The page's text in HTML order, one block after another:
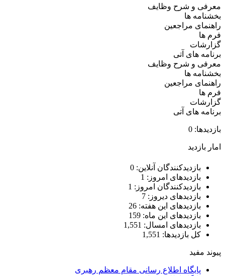
معرفی و شرح وظایف
بخشنامه ها
راهنمای مراجعین
فرم ها
گزارشات
برنامه های آتی
معرفی و شرح وظایف
بخشنامه ها
راهنمای مراجعین
فرم ها
گزارشات
برنامه های آتی
بازدیدها: 0
امار بازدید
بازدیدکنندگان آنلاین: 0
بازدیدهای امروز: 1
بازدیدکنندگان امروز: 1
بازدیدهای دیروز: 7
بازدیدهای این هفته: 26
بازدیدهای این ماه: 159
بازدیدهای امسال: 1,551
کل بازدیدها: 1,551
پیوند مفید
پایگاه اطلاع رسانی مقام معظم رهبری